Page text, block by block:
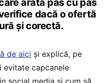
dacă o ofertă
și corectă.
de aici și explică, pe
evitate capcanele
social media și cum să